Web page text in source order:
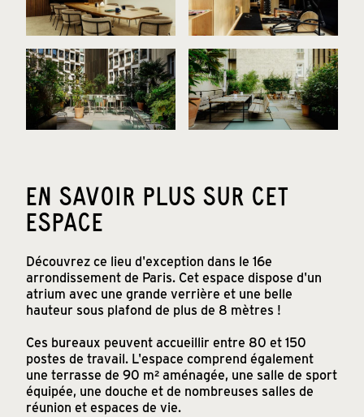
EN SAVOIR PLUS SUR CET
ESPACE
Découvrez ce lieu d'exception dans le 16e
arrondissement de Paris. Cet espace dispose d'un
atrium avec une grande verrière et une belle
hauteur sous plafond de plus de 8 mètres !
Ces bureaux peuvent accueillir entre 80 et 150
postes de travail. L'espace comprend également
une terrasse de 90 m² aménagée, une salle de sport
équipée, une douche et de nombreuses salles de
réunion et espaces de vie.